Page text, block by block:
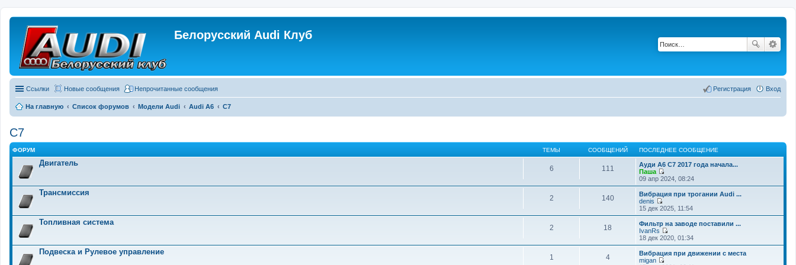
Белорусский Audi Клуб
Ссылки Новые сообщения Непрочитанные сообщения Вход
Регистрация
На главную Список форумов Модели Audi Audi A6 C7
C7
ФОРУМ ТЕМЫ СООБЩЕНИЙ ПОСЛЕДНЕЕ СООБЩЕНИЕ
Двигатель
6 111
Ауди А6 С7 2017 года начала...
Паша
П
е
р
е
й
т
к
п
о
л
09 апр 2024, 08:24
Трансмиссия
2 140
Вибрация при трогании Audi ...
denis
П
е
р
е
й
т
к
15 дек 2025, 11:54
Топливная система
2 18
Фильтр на заводе поставили ...
IvanRs
П
е
р
е
18 дек 2020, 01:34
Подвеска и Рулевое управление
1 4
Вибрация при движении с места
migan